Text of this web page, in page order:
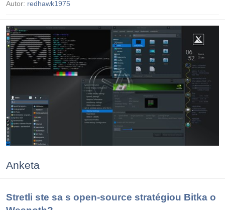
Autor: redhawk1975
Anketa
Stretli ste sa s open-source stratégiou Bitka o